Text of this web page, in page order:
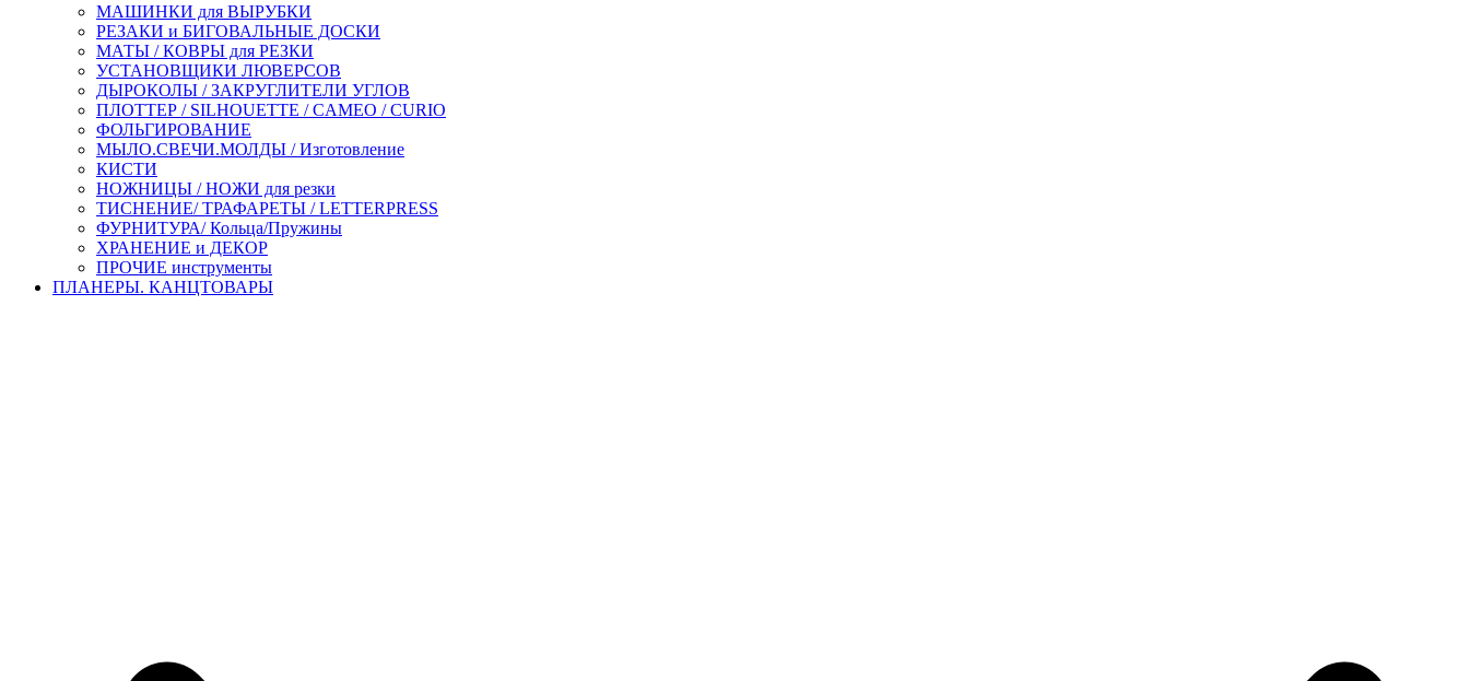
МАШИНКИ для ВЫРУБКИ
РЕЗАКИ и БИГОВАЛЬНЫЕ ДОСКИ
МАТЫ / КОВРЫ для РЕЗКИ
УСТАНОВЩИКИ ЛЮВЕРСОВ
ДЫРОКОЛЫ / ЗАКРУГЛИТЕЛИ УГЛОВ
ПЛОТТЕР / SILHOUETTE / CAMEO / CURIO
ФОЛЬГИРОВАНИЕ
МЫЛО.СВЕЧИ.МОЛДЫ / Изготовление
КИСТИ
НОЖНИЦЫ / НОЖИ для резки
ТИСНЕНИЕ/ ТРАФАРЕТЫ / LETTERPRESS
ФУРНИТУРА/ Кольца/Пружины
ХРАНЕНИЕ и ДЕКОР
ПРОЧИЕ инструменты
ПЛАНЕРЫ. КАНЦТОВАРЫ